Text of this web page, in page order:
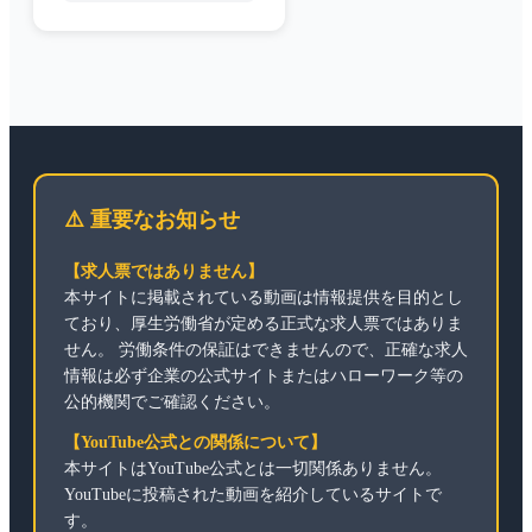
⚠️ 重要なお知らせ
【求人票ではありません】
本サイトに掲載されている動画は情報提供を目的とし
ており、厚生労働省が定める正式な求人票ではありま
せん。 労働条件の保証はできませんので、正確な求人
情報は必ず企業の公式サイトまたはハローワーク等の
公的機関でご確認ください。
【YouTube公式との関係について】
本サイトはYouTube公式とは一切関係ありません。
YouTubeに投稿された動画を紹介しているサイトで
す。